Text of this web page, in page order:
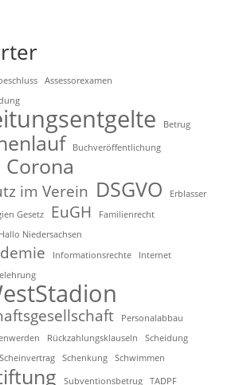
Assessorexamen
Betrug
Buchveröffentlichung
Corona
im Verein DSGVO
Erblasser
Gesetz
EuGH
Familienrecht
Hallo Niedersachsen
Informationsrechte
Internet
Personalabbau
Rückzahlungsklauseln
Scheidung
Scheinvertrag Schenkung Schwimmen
Subventionsbetrug
TADPF